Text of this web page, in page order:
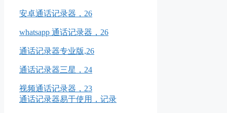
安卓通话记录器，26
whatsapp 通话记录器，26
通话记录器专业版,26
通话记录器三星，24
视频通话记录器，23
通话记录器易于使用，记录